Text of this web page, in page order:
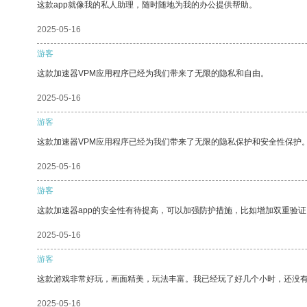
这款app就像我的私人助理，随时随地为我的办公提供帮助。
2025-05-16
游客
这款加速器VPM应用程序已经为我们带来了无限的隐私和自由。
2025-05-16
游客
这款加速器VPM应用程序已经为我们带来了无限的隐私保护和安全性保护。
2025-05-16
游客
这款加速器app的安全性有待提高，可以加强防护措施，比如增加双重验证
2025-05-16
游客
这款游戏非常好玩，画面精美，玩法丰富。我已经玩了好几个小时，还没有
2025-05-16